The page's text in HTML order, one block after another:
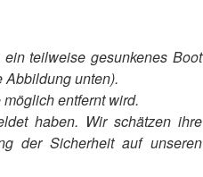
teilweise gesunkenes Boot
Abbildung unten).
entfernt wird.
haben. Wir schätzen ihre
der Sicherheit auf unseren